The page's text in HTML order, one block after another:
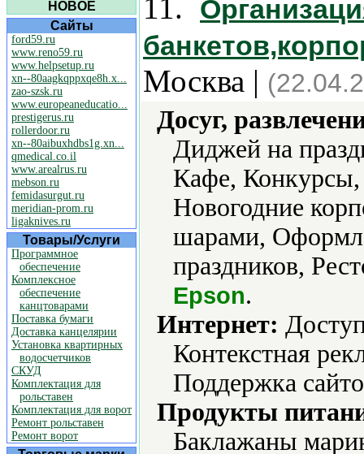
НОВОЕ
Сайты
ford59.ru
www.reno59.ru
www.helpsetup.ru
xn--80aagkqppxqe8h.x...
zao-szsk.ru
www.europeaneducatio...
prestigerus.ru
rollerdoor.ru
xn--80aibuxhdbs1g.xn...
qmedical.co.il
www.arealrus.ru
mebson.ru
femidasurgut.ru
meridian-prom.ru
ligaknives.ru
Товары/Услуги
Программное
обеспечение
Комплексное
обеспечение
канцтоварами
Поставка бумаги
Доставка канцелярии
Установка квартирных
водосчетчиков
СКУД
Комплектация для
рольставен
Комплектация для ворот
Ремонт рольставен
Ремонт ворот
11.
Москва |
Досуг,
Диджей на
Кафе,
Новогодние
шарами,
праздников,
Epson.
Интернет:
Контекстная
Поддержка
Продукты
Баклажаны